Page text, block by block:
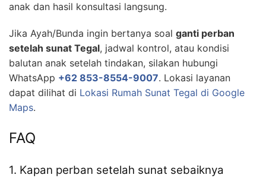
anak dan hasil konsultasi langsung.
Jika Ayah/Bunda ingin bertanya soal ganti perban
setelah sunat Tegal, jadwal kontrol, atau kondisi
balutan anak setelah tindakan, silakan hubungi
WhatsApp +62 853-8554-9007. Lokasi layanan
dapat dilihat di Lokasi Rumah Sunat Tegal di Google
Maps.
FAQ
1. Kapan perban setelah sunat sebaiknya